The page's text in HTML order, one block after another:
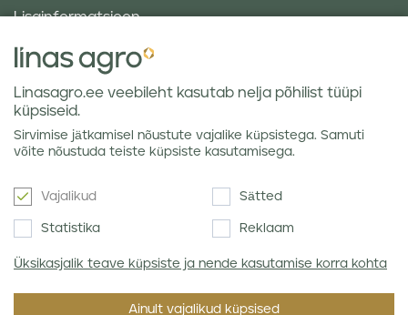
Lisainformatsioon
Taluniku põllugalerii
Sotsiaalne vastutus ja poliitikad
Andmekaitsetingimused
Kauba hoiustamine
Teraviljaturu ülevaated
Uudiskiri
Linasagro.ee veebileht kasutab nelja põhilist tüüpi
küpsiseid.
Sirvimise jätkamisel nõustute vajalike küpsistega. Samuti
võite nõustuda teiste küpsiste kasutamisega.
Vajalikud Sätted
Statistika Reklaam
Üksikasjalik teave küpsiste ja nende kasutamise korra kohta
Ainult vajalikud küpsised